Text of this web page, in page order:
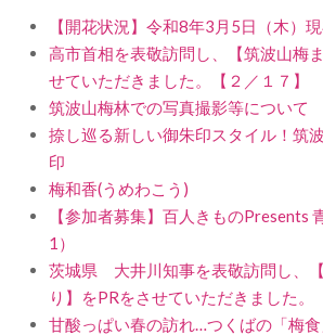
【開花状況】令和8年3月5日（木）
高市首相を表敬訪問し、【筑波山梅
せていただきました。【２／１７】
筑波山梅林での写真撮影等について
捺し巡る新しい御朱印スタイル！筑
印
梅和香(うめわこう)
【参加者募集】百人きものPresents
1）
茨城県 大井川知事を表敬訪問し、
り】をPRをさせていただきました。
甘酸っぱい春の訪れ…つくばの「梅